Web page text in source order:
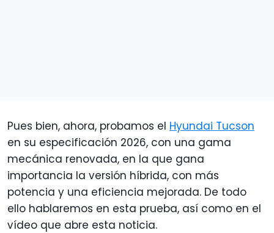
Pues bien, ahora, probamos el Hyundai Tucson
en su especificación 2026, con una gama
mecánica renovada, en la que gana
importancia la versión híbrida, con más
potencia y una eficiencia mejorada. De todo
ello hablaremos en esta prueba, así como en el
vídeo que abre esta noticia.